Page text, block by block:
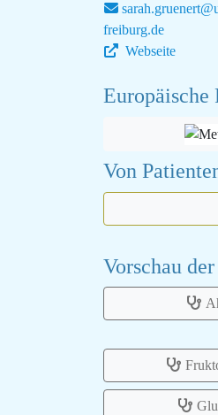
freiburg.de
Webseite
Europäische
Von
Vorschau